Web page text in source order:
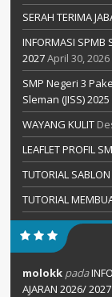
SERAH TERIMA
INFORMASI SPMB
2027April 30, 2026
SMP Negeri 3
Sleman (JISS) 2025
WAYANG KULIT
LEAFLET PROFIL
TUTORIAL
TUTORIAL
molokk pada
AJARAN 2026/ 2027